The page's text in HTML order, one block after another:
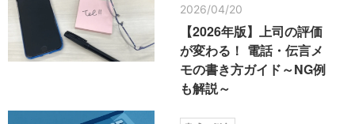
2026/04/20
【2026年版】上司の評価
が変わる！ 電話・伝言メ
モの書き方ガイド～NG例
も解説～